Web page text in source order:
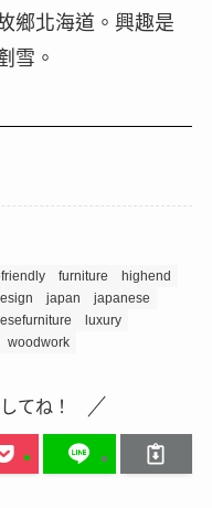
鄉北海道。興趣是
雪。
furniture
highend
japan
japanese
luxury
woodwork
てね！